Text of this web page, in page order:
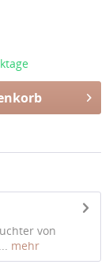
von
mehr